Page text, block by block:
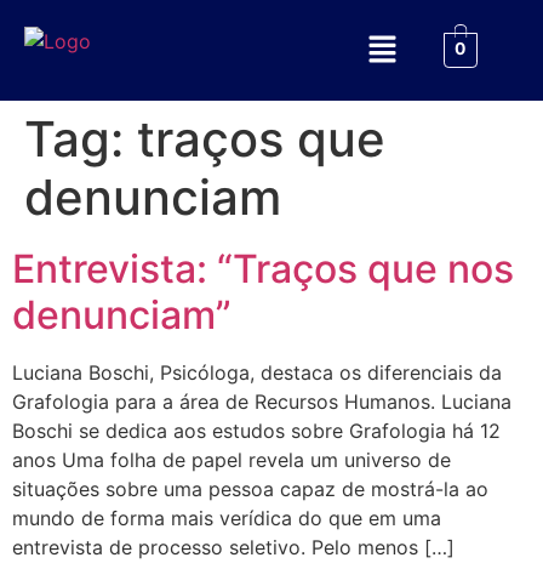
0
Tag: traços que
denunciam
Entrevista: “Traços que nos
denunciam”
Luciana Boschi, Psicóloga, destaca os diferenciais da
Grafologia para a área de Recursos Humanos. Luciana
Boschi se dedica aos estudos sobre Grafologia há 12
anos Uma folha de papel revela um universo de
situações sobre uma pessoa capaz de mostrá-la ao
mundo de forma mais verídica do que em uma
entrevista de processo seletivo. Pelo menos […]